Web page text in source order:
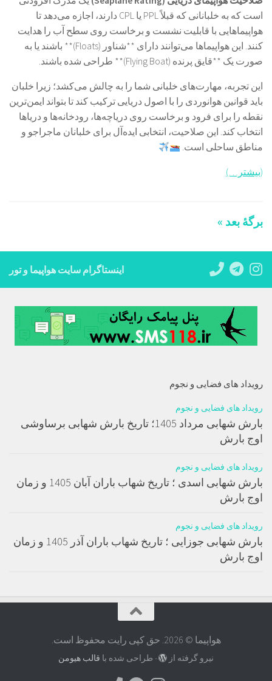
است که به خلبانانی که قبلاً PPL یا CPL دارند، اجازه می‌دهد تا
هواپیماهایی با قابلیت نشست و برخاست روی سطح آب را هدایت
کنند. این هواپیماها می‌توانند دارای **شناور (Floats)** باشند یا به
صورت یک **قایق پرنده (Flying Boat)** طراحی شده باشند.
این تجربه، مهارت‌های خلبانی شما را به چالش می‌کشد؛ زیرا خلبان
باید قوانین هوانوردی را با اصول دریایی ترکیب کند تا بتواند ایمن‌ترین
نقطه را برای فرود و برخاست روی دریاچه‌ها، رودخانه‌ها و دریاها
انتخاب کند. این صلاحیت، انتخابی ایده‌آل برای خلبانان ماجراجو و
مناطق ساحلی است.
(بیشتر…)
برگهٔ بعد »
اینستاگرام سایت هواپیما و تور
رویداد های فضایی و نجوم
رویداد های فضایی و نجوم
بارش شهابی مرداد 1405؛ تاریخ بارش شهابی برساوشی
اوج بارش
رویداد های فضایی و نجوم
بارش شهابی اسدی ؛ تاریخ شهاب باران آبان 1405 و زمان
اوج بارش
رویداد های فضایی و نجوم
بارش شهابی جوزایی ؛ تاریخ شهاب باران آذر 1405 و زمان
اوج بارش
هواپیما © 2026. حق کپی رایت محفوظ است.
نیرو گرفته از - طراحی شده با قالب هیومن